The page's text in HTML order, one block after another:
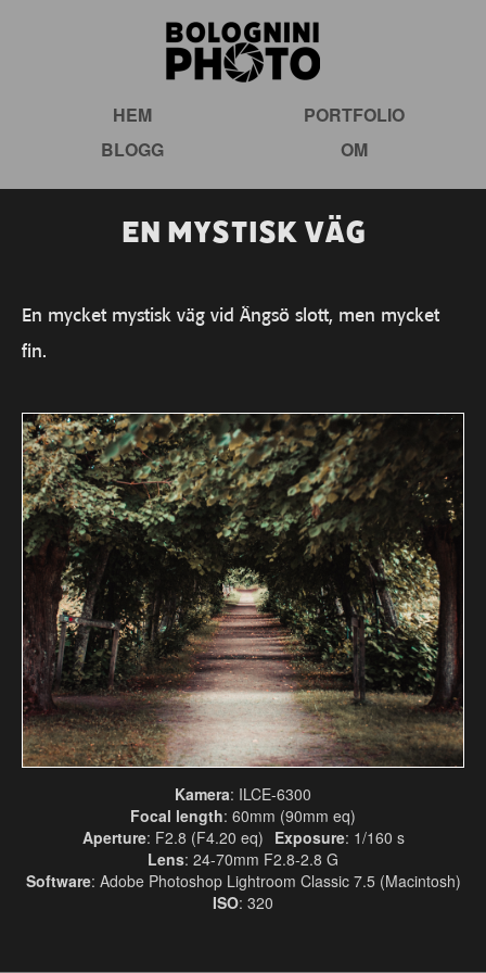
HEM
PORTFOLIO
BLOGG
OM
En mystisk väg
En mycket mystisk väg vid Ängsö slott, men mycket
fin.
Kamera: ILCE-6300
Focal length: 60mm (90mm eq)
Aperture: F2.8 (F4.20 eq) Exposure: 1/160 s
Lens: 24-70mm F2.8-2.8 G
Software: Adobe Photoshop Lightroom Classic 7.5 (Macintosh)
ISO: 320